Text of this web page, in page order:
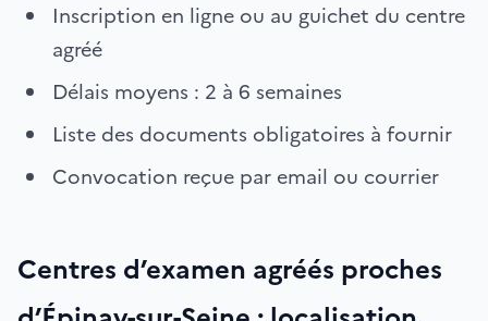
Inscription en ligne ou au guichet du centre
agréé
Délais moyens : 2 à 6 semaines
Liste des documents obligatoires à fournir
Convocation reçue par email ou courrier
Centres d’examen agréés proches